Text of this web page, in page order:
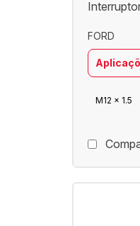
FORD
M12 x 1.5